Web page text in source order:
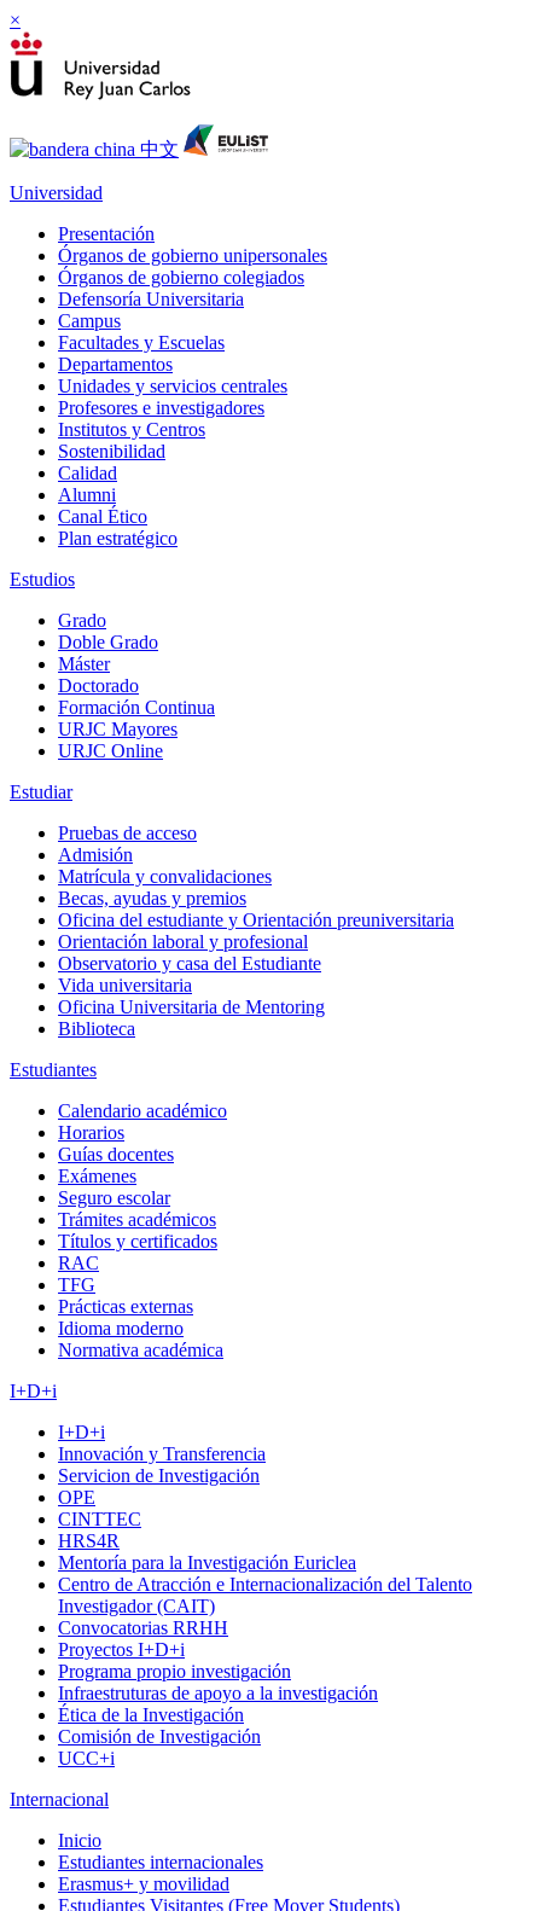
×
Universidad
Presentación
Órganos de gobierno unipersonales
Órganos de gobierno colegiados
Defensoría Universitaria
Campus
Facultades y Escuelas
Departamentos
Unidades y servicios centrales
Profesores e investigadores
Institutos y Centros
Sostenibilidad
Calidad
Alumni
Canal Ético
Plan estratégico
Estudios
Grado
Doble Grado
Máster
Doctorado
Formación Continua
URJC Mayores
URJC Online
Estudiar
Pruebas de acceso
Admisión
Matrícula y convalidaciones
Becas, ayudas y premios
Oficina del estudiante y Orientación preuniversitaria
Orientación laboral y profesional
Observatorio y casa del Estudiante
Vida universitaria
Oficina Universitaria de Mentoring
Biblioteca
Estudiantes
Calendario académico
Horarios
Guías docentes
Exámenes
Seguro escolar
Trámites académicos
Títulos y certificados
RAC
TFG
Prácticas externas
Idioma moderno
Normativa académica
I+D+i
I+D+i
Innovación y Transferencia
Servicion de Investigación
OPE
CINTTEC
HRS4R
Mentoría para la Investigación Euriclea
Centro de Atracción e Internacionalización del Talento
Investigador (CAIT)
Convocatorias RRHH
Proyectos I+D+i
Programa propio investigación
Infraestruturas de apoyo a la investigación
Ética de la Investigación
Comisión de Investigación
UCC+i
Internacional
Inicio
Estudiantes internacionales
Erasmus+ y movilidad
Estudiantes Visitantes (Free Mover Students)